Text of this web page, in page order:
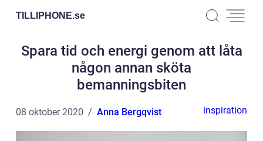
TILLIPHONE.se
Spara tid och energi genom att låta
någon annan sköta
bemanningsbiten
08 oktober 2020 Anna Bergqvist inspiration